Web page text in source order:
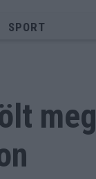
SPORT
meg